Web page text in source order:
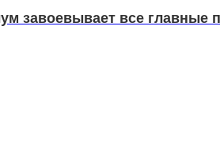
завоевывает все